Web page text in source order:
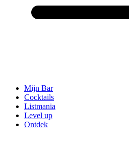
Mijn Bar
Cocktails
Listmania
Level up
Ontdek